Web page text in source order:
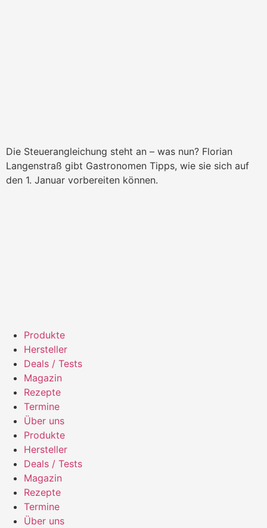
Die Steuerangleichung steht an – was nun? Florian
Langenstraß gibt Gastronomen Tipps, wie sie sich auf
den 1. Januar vorbereiten können.
Produkte
Hersteller
Deals / Tests
Magazin
Rezepte
Termine
Über uns
Produkte
Hersteller
Deals / Tests
Magazin
Rezepte
Termine
Über uns